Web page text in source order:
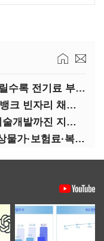
[IB토마토]현대제철, 전기로 늘릴수록 전기료 부담…저탄소 전환의 역설
[IB토마토]HD현대중공업, 오일뱅크 빈자리 채웠다…그룹 배당 핵심축 부상
[IB토마토](방산 원가의 덫)③기술개발까진 지원…수출은 각자도생
[IB토마토](경제TOP아보기)밥상물가·보험료·복구비…장마가 내미는 청구서